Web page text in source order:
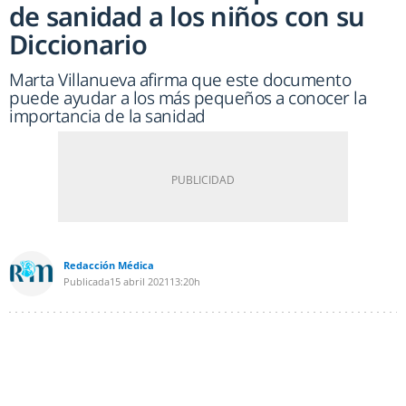
de sanidad a los niños con su
Diccionario
Marta Villanueva afirma que este documento
puede ayudar a los más pequeños a conocer la
importancia de la sanidad
Redacción Médica
Publicada15 abril 2021 13:20h